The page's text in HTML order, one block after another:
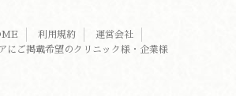
利用規約
運営会社
にご掲載希望のクリニック様・企業様